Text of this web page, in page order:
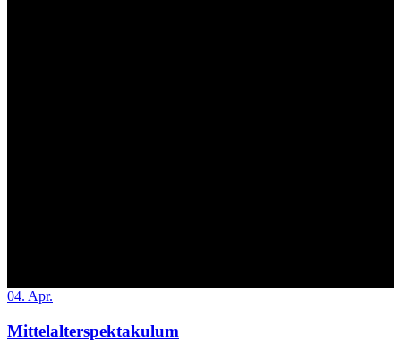
04. Apr.
Mittelalterspektakulum